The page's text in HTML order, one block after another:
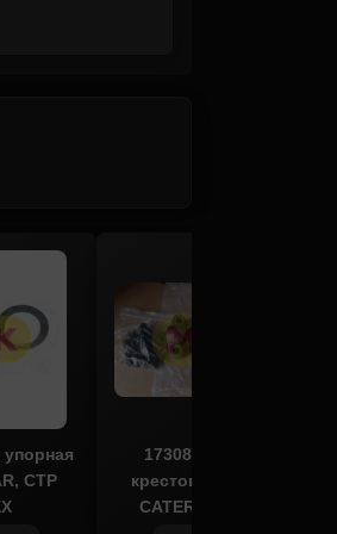
CTP
1730888, 1730889
крестовина кардана
CATERPILLAR, ITR